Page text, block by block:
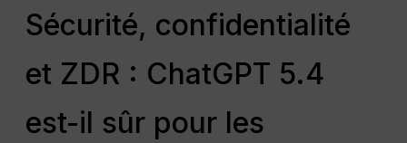
Sécurité, confidentialité
et ZDR : ChatGPT 5.4
est-il sûr pour les